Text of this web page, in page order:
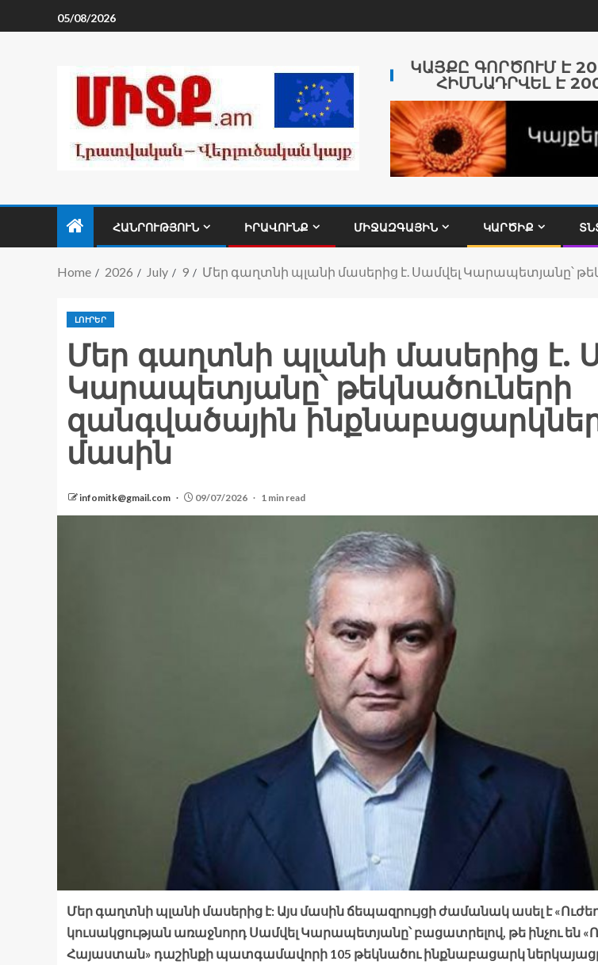
05/08/2026
ԿԱՅՔԸ ԳՈՐԾՈՒՄ Է
ՀԻՄՆԱԴՐՎԵԼ Է
ՀԱՆՐՈՒԹՅՈՒՆ ԻՐԱՎՈՒՆՔ ՄԻՋԱԶԳԱՅԻՆ ԿԱՐԾԻՔ
Home 2026 July 9 Մեր գաղտնի պլանի մասերից է. Սամվել Կարապետյանը՝
ԼՈՒՐԵՐ
Մեր գաղտնի պլանի մասերից է.
Կարապետյանը՝ թեկնածուների
զանգվածային
մասին
infomitk@gmail.com 09/07/2026 1 min read
Մեր գաղտնի պլանի մասերից է: Այս մասին ճեպազրույցի ժամանակ ասել է
կուսակցության առաջնորդ Սամվել Կարապետյանը՝ բացատրելով, թե ինչու են
Հայաստան» դաշինքի պատգամավորի 105 թեկնածու ինքնաբացարկ